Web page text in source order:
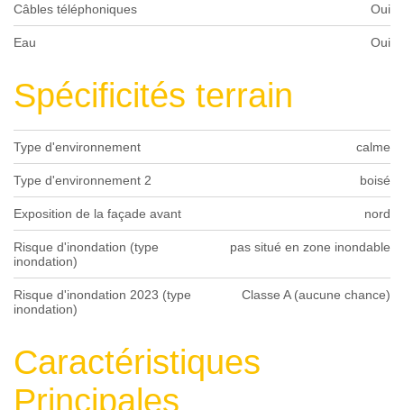
Câbles téléphoniques Oui
Eau Oui
Spécificités terrain
Type d'environnement calme
Type d'environnement 2 boisé
Exposition de la façade avant nord
Risque d'inondation (type
inondation)
pas situé en zone inondable
Risque d'inondation 2023 (type
inondation)
Classe A (aucune chance)
Caractéristiques
Principales